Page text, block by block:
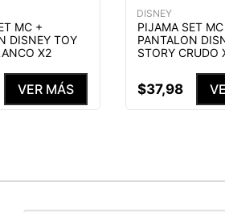
MC +
DISNEY TOY
X2
VER MÁS
DISNEY
PIJAMA SET
PANTALON
STORY CRUDO
$37,98